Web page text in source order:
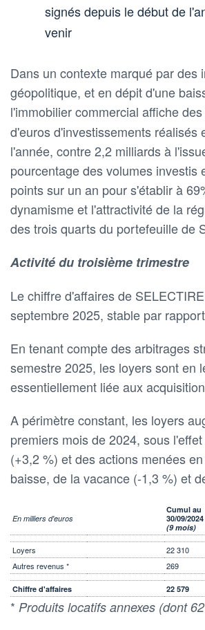
signés depuis le début de
venir
Dans un contexte marqué par
géopolitique, et en dépit d'une
l'immobilier commercial affiche
d'euros d'investissements
l'année, contre 2,2 milliards à
pourcentage des volumes
points sur un an pour s'établir à
dynamisme et l'attractivité de la
des trois quarts du portefeuille de
Activité du troisième trimestre
Le chiffre d'affaires de
septembre 2025, stable par
En tenant compte des arbitrages
semestre 2025, les loyers sont en
essentiellement liée aux
A périmètre constant, les loyers
premiers mois de 2024, sous
(+3,2 %) et des actions menées
baisse, de la vacance (-1,3 %) et
En milliers d'euros
Cumul au
30/09/2024
(9 mois)
Loyers 22 310
Autres revenus *
269
Chiffre d'affaires 22 579
* Produits locatifs annexes (dont